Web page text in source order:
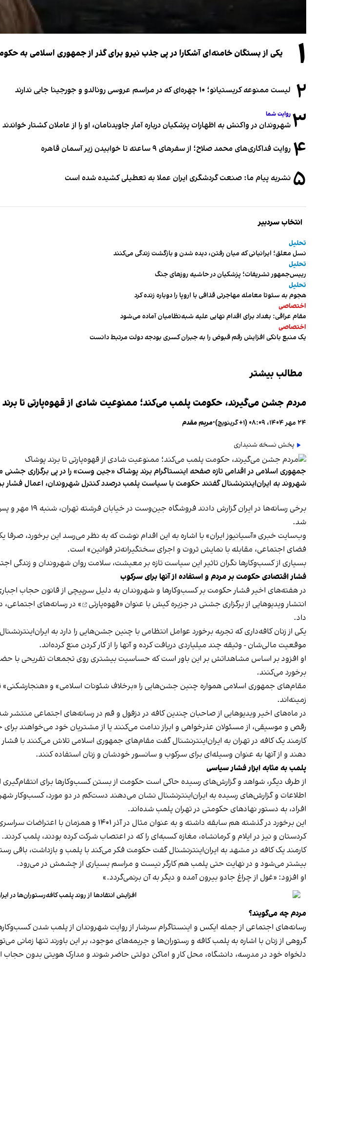
۱ یکی از بستگان خامنه‌ای آشکارا در پی جذب نیرو برای گذر از جمهوری اسلامی به
۲ لیست ممنوعه کریستیانو؛ ۱۰ چهره‌ای که در مراسم عروسی رونالدو و جورجینا جایی ندارند
۳ روایت شما
شهروندان در واکنش به اظهارات پزشکیان درباره آمار جاویدنامان، او را از عاملان کشتار خواندند
۴ روایت فداکاری‌های محمد صلاح؛ از سفرهای ۹ ساعته تا خوابیدن زیر آسمان قاهره
۵ نشریه پیام ما: صنعت گردشگری ایران عملا به تعطیلی کشیده شده است
انتخاب سردبیر
تحلیل
نسل معلق؛ ایرانیانی که میان رفتن، دیده شدن و بازگشت زندگی می‌کنند
تحلیل
رییس‌جمهور تشریفات؛ پزشکیان در حاشیه روزهای جنگ
تحلیل
هجوم به سئوتا معامله مهاجرتی قذافی با اروپا را دوباره زنده کرد
اختصاصی
مقام عراقی: بغداد برای اقدام نهایی علیه شبه‌نظامیان آماده می‌شود
اختصاصی
یک منبع بانکی افزایش رقم قبوض را به جبران کسری بودجه دولت مرتبط دانست
مطالب بیشتر
مردم جشن می‌گیرند، حکومت پلمب می‌کند؛ ممنوعیت شادی از قهوه‌پارتی تا
۲۴ مهر ۱۴۰۴، ۰۸:۰۹ (‎+۱ گرینویچ) •مریم مقدم
پخش نسخه شنیداری
جمهوری اسلامی در اقدامی تازه صفحه اینستاگرام برند پوشاک «جین وست» را در پی برگزاری
شهروند به ایران‌اینترنشنال گفتند حکومت با سیاست پلمب درصدد کنترل شهروندان، اعمال فشار
شد.
وب‌سایت خبری «آسیانیوز ایران» با اشاره به این اقدام نوشت که به نظر می‌رسد این برخورد،
فضای اجتماعی، مقابله با نمایش ثروت و اجرای سختگیرانه‌تر قوانین» است.
بسیاری از کسب‌وکارها نگران تاثیر این سیاست‌ تازه بر معیشت، سلامت روان شهروندان و زندگی
فشار اقتصادی حکومت بر مردم و استفاده از آنها برای سرکوب
در هفته‌های اخیر فشار حکومت بر کسب‌وکارها و شهروندان به دلیل سرپیچی از قانون حجاب
انتشار ویدیوهایی از برگزاری جشنی در جزیره کیش با عنوان «قهوه‌پارتی
» در رسانه‌های اجتماعی،
داد.
یکی از زنان کافه‌داری که تجربه برخورد عوامل انتظامی با چنین جشن‌هایی را دارد به
موقعیت مالی‌شان - وثیقه چند میلیاردی دریافت کرده و آنها را از کار کردن منع کرده‌اند.
او افزود بر اساس مشاهداتش بر این باور است که حساسیت بیشتری روی تجمعات تفریحی با
برخورد می‌کنند.
مقام‌های جمهوری اسلامی همواره چنین جشن‌هایی را «برخلاف شئونات اسلامی» و «هنجارشکنی»
زمینه‌اند.
در ماه‌های اخیر ویدیوهایی از صاحبان چندین کافه در دزفول و قم در رسانه‌های اجتماعی منتشر
رقص و موسیقی، از مسئولان عذرخواهی و ابراز ندامت می‌کنند یا از مشتریان خود می‌خواهند
کارمند یک کافه در تهران به ایران‌اینترنشنال گفت مقام‌های جمهوری اسلامی تلاش می‌کنند با
دهند و از آنها به عنوان وسیله‌ای برای سرکوب و سانسور خودشان و زنان استفاده کنند.
پلمب به مثابه ابزار فشار سیاسی
از طرف دیگر، شواهد و گزارش‌های رسیده حاکی است حکومت از بستن کسب‌وکارها برای
اطلاعات و گزارش‌های رسیده به ایران‌اینترنشنال نشان می‌دهند دست‌کم در دو مورد، کسب‌وکار
افراد، به دستور نهادهای حکومتی در تهران پلمب شده‌اند.
این برخورد در گذشته هم سابقه داشته و به
کردستان و نیز در ایلام و کرمانشاه، مغازه کسبه‌ای را که در اعتصاب شرکت کرده بودند، پلمب کردند.
کارمند یک کافه در مشهد به ایران‌اینترنشنال گفت حکومت فکر می‌کند با پلمب و بازداشت، باقی
بیشتر می‌شود و در نهایت حتی پلمب هم کارگر نیست و مراسم بسیاری از چشمش در می‌رود.
او افزود: «غول از چراغ جادو بیرون آمده و دیگر به آن برنمی‎‌گردد.»
افزایش انتقادها از روند پلمب کافه‌رستوران‌ها در
مردم چه می‌گویند؟
رسانه‎‌های اجتماعی از جمله ایکس و اینستاگرام سرشار از روایت شهروندان از پلمب شدن کسب‌وکارها و فشار اجتماعی بر زنان برای حجاب اجباری‌اند.
گروهی از زنان با اشاره به پلمب کافه و رستوران‌ها و جریمه‌های موجود، بر این باورند تنها زمانی
دلخواه خود در مدرسه، دانشگاه، محل کار و اماکن دولتی حاضر شوند و مدارک هویتی بدون حجاب